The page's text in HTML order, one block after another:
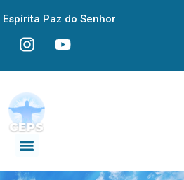
Espírita Paz do Senhor